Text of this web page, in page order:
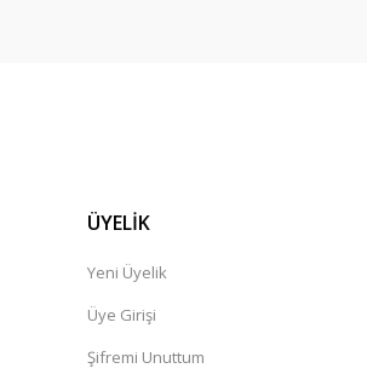
Ürünler kaliteli. Sistem hızlı çalışıyor
ÜYELİK
Yeni Üyelik
Üye Girişi
Şifremi Unuttum